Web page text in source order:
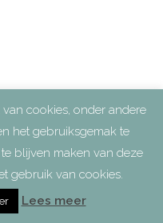
cookies, onder andere
het gebruiksgemak te
blijven maken van deze
gebruik van cookies.
Lees meer